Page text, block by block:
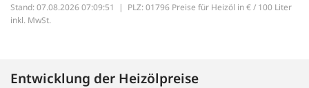
Stand: 07.08.2026 07:09:51 | PLZ: 01796 Preise für Heizöl in € / 100 Liter
inkl. MwSt.
Entwicklung der Heizölpreise